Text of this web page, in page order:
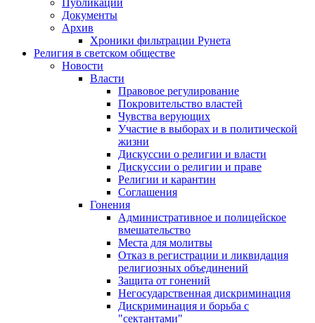
Публикации
Документы
Архив
Хроники фильтрации Рунета
Религия в светском обществе
Новости
Власти
Правовое регулирование
Покровительство властей
Чувства верующих
Участие в выборах и в политической
жизни
Дискуссии о религии и власти
Дискуссии о религии и праве
Религии и карантин
Соглашения
Гонения
Административное и полицейское
вмешательство
Места для молитвы
Отказ в регистрации и ликвидация
религиозных объединений
Защита от гонений
Негосударственная дискриминация
Дискриминация и борьба с
"сектантами"